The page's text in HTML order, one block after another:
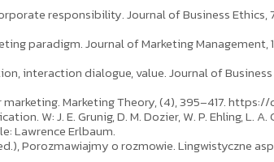
responsibility. Journal of Business
paradigm. Journal of Marketing Management,
interaction dialogue, value. Journal of Business
Marketing Theory, (4), 395–417.
W: J. E. Grunig, D. M. Dozier, W. P. Ehling, L.
Lawrence Erlbaum.
Porozmawiajmy o rozmowie. Lingwistyczne